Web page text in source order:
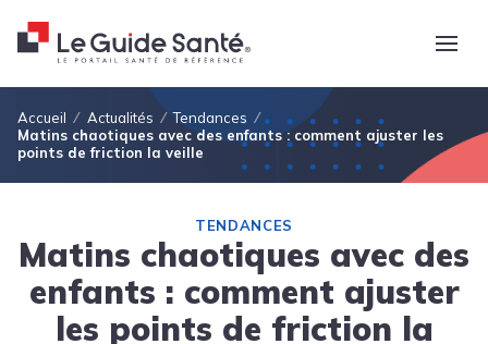
Fil d'Ariane
Accueil Actualités
Tendances
Matins chaotiques avec des enfants : comment ajuster les
points de friction la veille
TENDANCES
Matins chaotiques avec des
enfants : comment ajuster
les points de friction la